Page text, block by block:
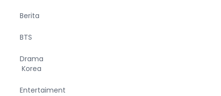
Berita
BTS
Drama
Korea
Entertaiment